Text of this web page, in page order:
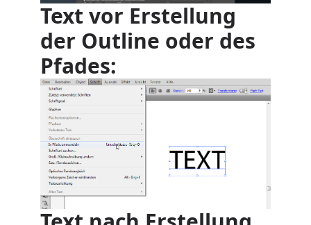
Text vor Erstellung
der Outline oder des
Pfades: